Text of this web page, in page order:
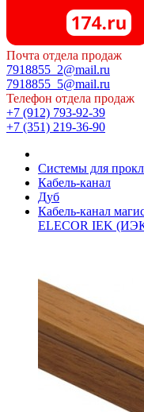
Почта отдела продаж
7918855_2@mail.ru
7918855_5@mail.ru
Телефон отдела продаж
+7 (912) 793-92-39
+7 (351) 219-36-90
Системы для
Кабель-канал
Дуб
Кабель-канал
ELECOR IEK